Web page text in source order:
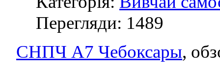
Перегляди: 1489
СНПЧ А7 Чебоксары,